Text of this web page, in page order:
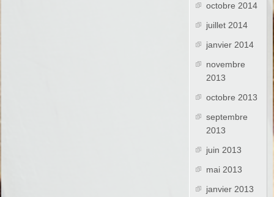
octobre 2014
juillet 2014
janvier 2014
novembre
2013
octobre 2013
septembre
2013
juin 2013
mai 2013
janvier 2013